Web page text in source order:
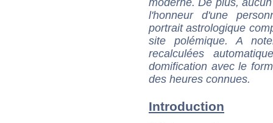
l'honneur d'une
portrait astrologique
site polémique. A
recalculées
domification avec le
des heures connues.
Introduction